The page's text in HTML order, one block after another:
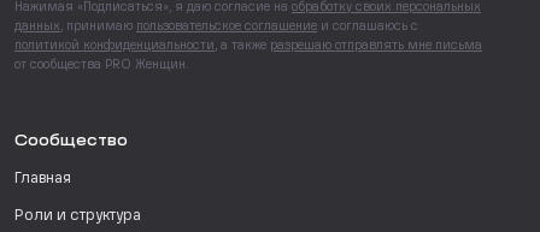
Нажимая «Подписаться», я даю согласие на обработку своих персональных
данных , принимаю пользовательское соглашение и соглашаюсь с
политикой конфиденциальности , а также разрешаю отправлять мне письма
от сообщества PRO Женщин.
Сообщество
Главная
Роли и структура